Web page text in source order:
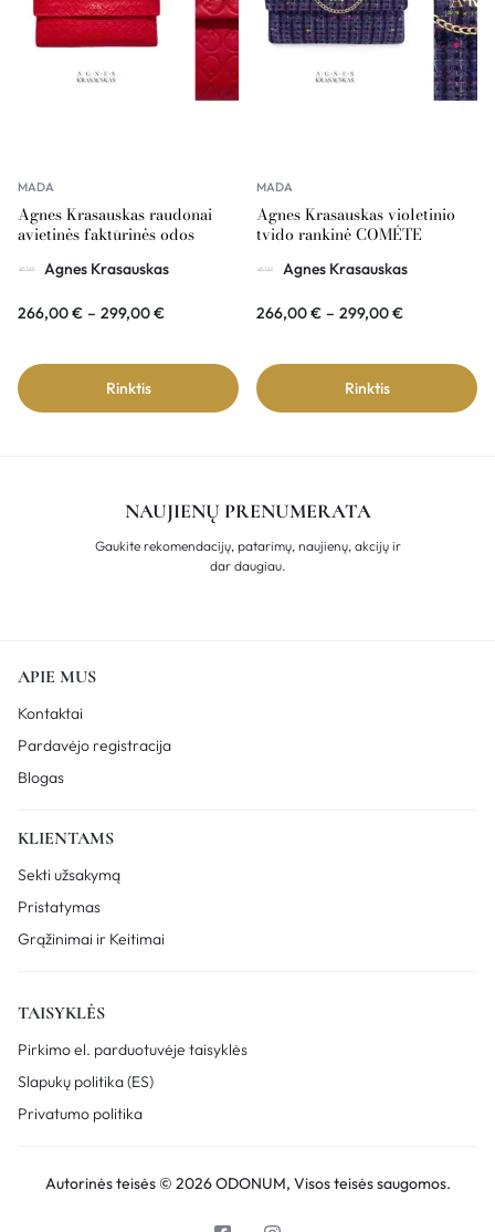
MADA
Agnes Krasauskas raudonai
avietinės faktūrinės odos
Agnes Krasauskas
266,00€ – 299,00€
Rinktis
MADA
Agnes Krasauskas violetinio
tvido rankinė COMÉTE
Agnes Krasauskas
266,00€ – 299,00€
Rinktis
NAUJIENŲ PRENUMERATA
Gaukite rekomendacijų, patarimų, naujienų, akcijų ir
dar daugiau.
APIE MUS
Kontaktai
Pardavėjo registracija
Blogas
KLIENTAMS
Sekti užsakymą
Pristatymas
Grąžinimai ir Keitimai
TAISYKLĖS
Pirkimo el. parduotuvėje taisyklės
Slapukų politika (ES)
Privatumo politika
Autorinės teisės © 2026 ODONUM, Visos teisės saugomos.